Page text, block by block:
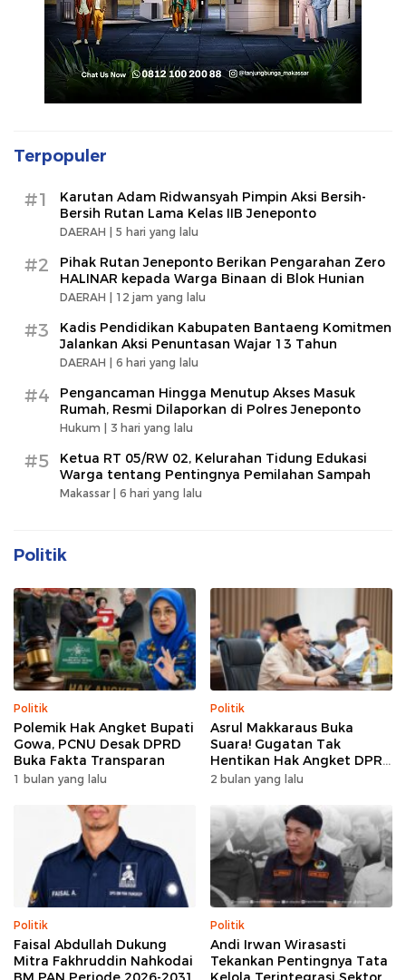
Terpopuler
#1
Karutan Adam Ridwansyah Pimpin Aksi Bersih-
Bersih Rutan Lama Kelas IIB Jeneponto
DAERAH | 5 hari yang lalu
#2
Pihak Rutan Jeneponto Berikan Pengarahan Zero
HALINAR kepada Warga Binaan di Blok Hunian
DAERAH | 12 jam yang lalu
#3
Kadis Pendidikan Kabupaten Bantaeng Komitmen
Jalankan Aksi Penuntasan Wajar 13 Tahun
DAERAH | 6 hari yang lalu
#4
Pengancaman Hingga Menutup Akses Masuk
Rumah, Resmi Dilaporkan di Polres Jeneponto
Hukum | 3 hari yang lalu
#5
Ketua RT 05/RW 02, Kelurahan Tidung Edukasi
Warga tentang Pentingnya Pemilahan Sampah
Makassar | 6 hari yang lalu
Politik
Politik
Polemik Hak Angket Bupati
Gowa, PCNU Desak DPRD
Buka Fakta Transparan
1 bulan yang lalu
Politik
Asrul Makkaraus Buka
Suara! Gugatan Tak
Hentikan Hak Angket DPRD
Gowa
2 bulan yang lalu
Politik
Faisal Abdullah Dukung
Mitra Fakhruddin Nahkodai
Politik
Andi Irwan Wirasasti
Tekankan Pentingnya Tata